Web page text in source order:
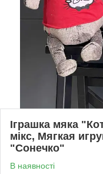
Іграшка мяка
мікс, Мягкая
"Сонечко"
В наявності